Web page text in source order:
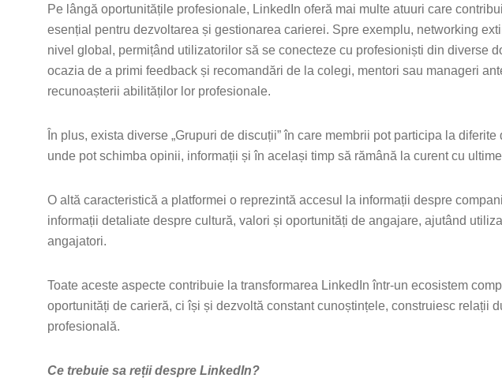
Pe lângă oportunitățile profesionale, LinkedIn oferă mai multe atuuri care
esențial pentru dezvoltarea și gestionarea carierei. Spre exemplu, networking
nivel global, permițând utilizatorilor să se conecteze cu profesioniști din diverse
ocazia de a primi feedback și recomandări de la colegi, mentori sau manageri
recunoașterii abilităților lor profesionale.
În plus, exista diverse „Grupuri de discuții” în care membrii pot participa la
unde pot schimba opinii, informații și în același timp să rămână la curent cu
O altă caracteristică a platformei o reprezintă accesul la informații despre
informații detaliate despre cultură, valori și oportunități de angajare, ajutând
angajatori.
Toate aceste aspecte contribuie la transformarea LinkedIn într-un ecosistem
oportunități de carieră, ci își și dezvoltă constant cunoștințele, construiesc relații
profesională.
Ce trebuie sa reții despre LinkedIn?